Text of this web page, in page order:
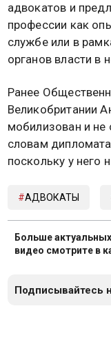
адвокатов и
профессии как
службе или в
органов власти в
Ранее
Великобритании
мобилизован и не
словам
поскольку у него
АДВОКАТЫ
Больше
видео смотрите в
Подписывайтесь